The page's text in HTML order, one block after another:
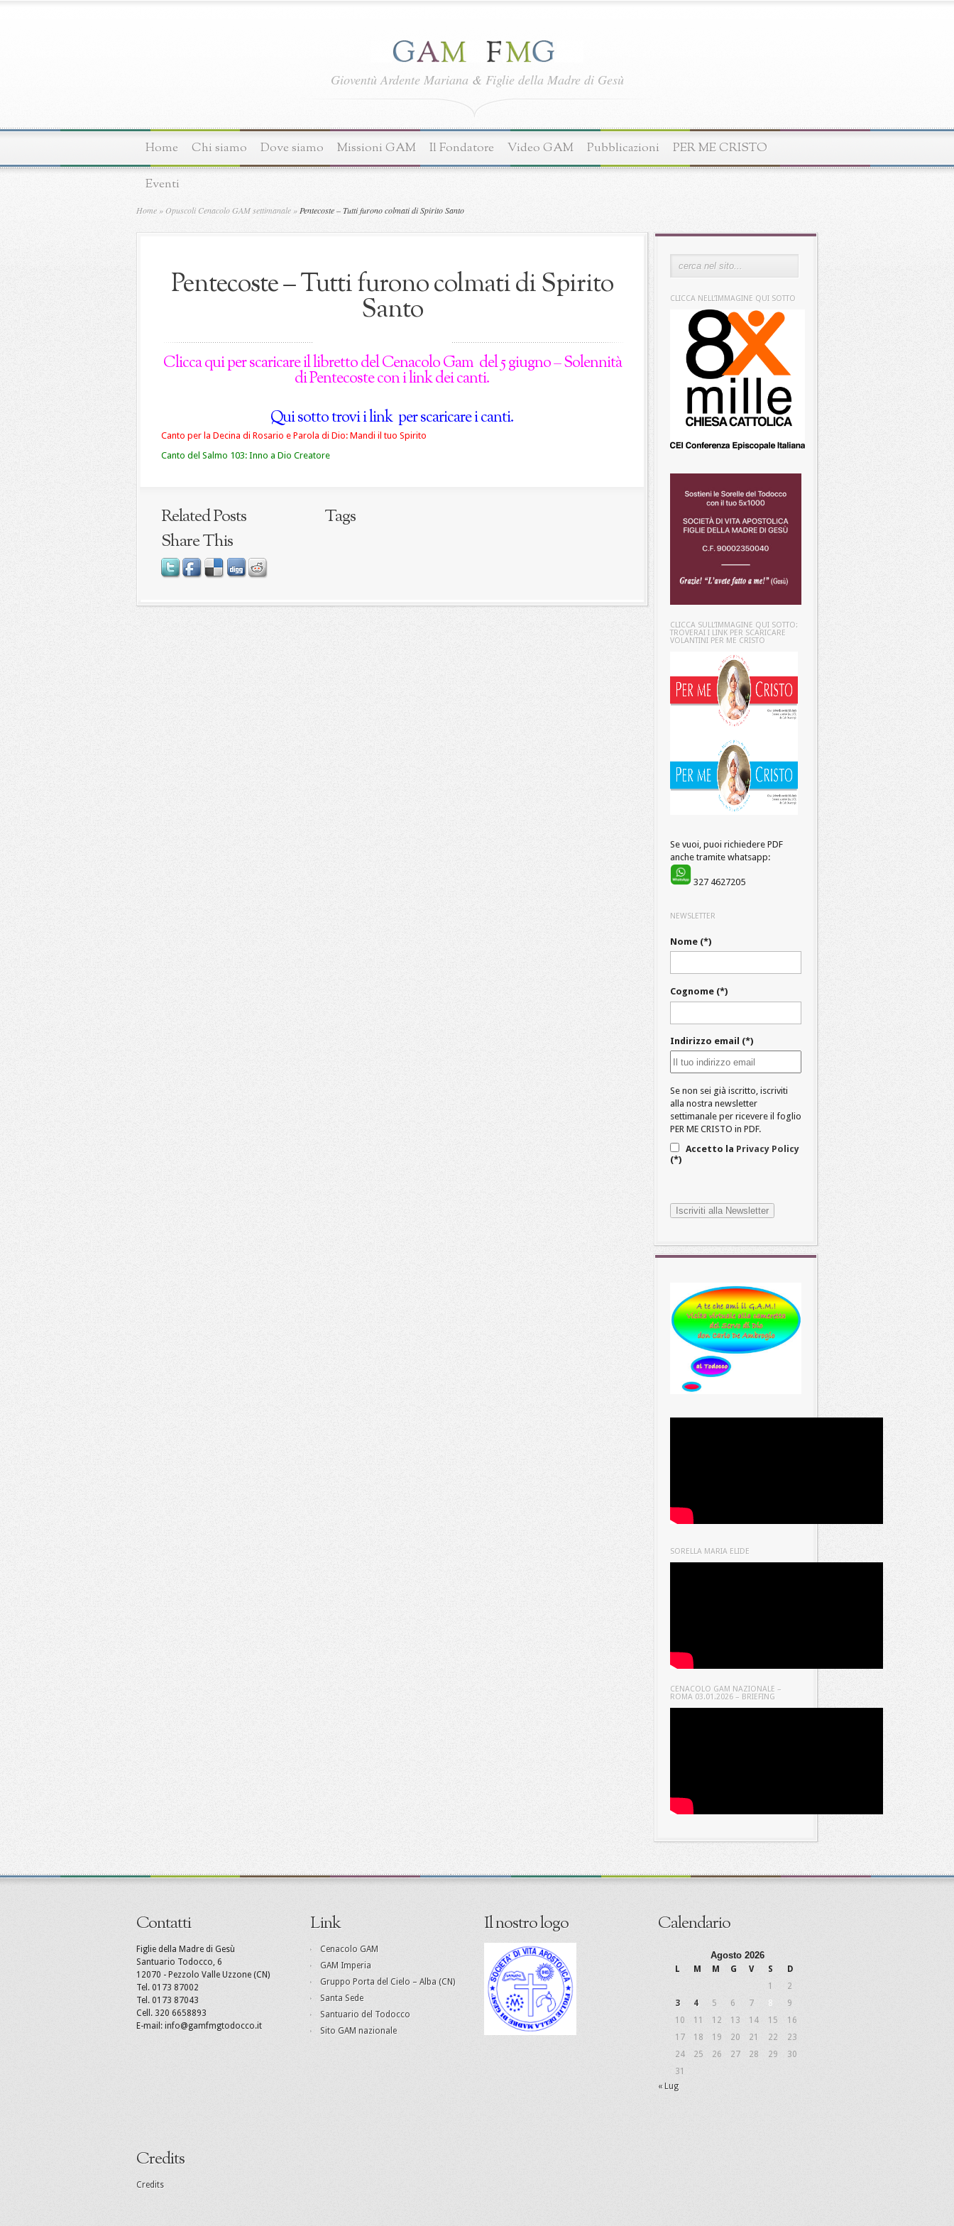
Gioventù Ardente Mariana & Figlie della Madre di Gesù
Home Chi siamo Dove siamo Missioni GAM Il Fondatore Video GAM Pubblicazioni PER ME CRISTO
Eventi
Home »Opuscoli Cenacolo GAM settimanale » Pentecoste – Tutti furono colmati di Spirito Santo
Pentecoste – Tutti furono colmati di Spirito
Santo
Clicca qui per scaricare il libretto del Cenacolo Gam del 5 giugno – Solennità
di Pentecoste con i link dei canti.
Qui sotto trovi i link per scaricare i canti.
Canto per la Decina di Rosario e Parola di Dio: Mandi il tuo Spirito
Canto del Salmo 103: Inno a Dio Creatore
Related Posts
Tags
Share This
CLICCA NELL’IMMAGINE QUI SOTTO
CLICCA SULL’IMMAGINE QUI SOTTO:
TROVERAI I LINK PER SCARICARE
VOLANTINI PER ME CRISTO
Se vuoi, puoi richiedere PDF
anche tramite whatsapp:
327 4627205
NEWSLETTER
Nome (*)
Cognome (*)
Indirizzo email (*)
Se non sei già iscritto, iscriviti
alla nostra newsletter
settimanale per ricevere il foglio
PER ME CRISTO in PDF.
Accetto la Privacy Policy
(*)
SORELLA MARIA ELIDE
CENACOLO GAM NAZIONALE –
ROMA 03.01.2026 – BRIEFING
Contatti
Figlie della Madre di Gesù
Santuario Todocco, 6
12070 - Pezzolo Valle Uzzone (CN)
Tel. 0173 87002
Tel. 0173 87043
Cell. 320 6658893
E-mail: info@gamfmgtodocco.it
Link
Cenacolo GAM
GAM Imperia
Gruppo Porta del Cielo – Alba (CN)
Santa Sede
Santuario del Todocco
Sito GAM nazionale
Il nostro logo Calendario
Agosto 2026
L M M G V S
D
1
2
3
4 5 6 7 8
9
10
11 12 13 14 15
16
17
18 19 20 21 22
23
24
25 26 27 28 29
30
31
« Lug
Credits
Credits